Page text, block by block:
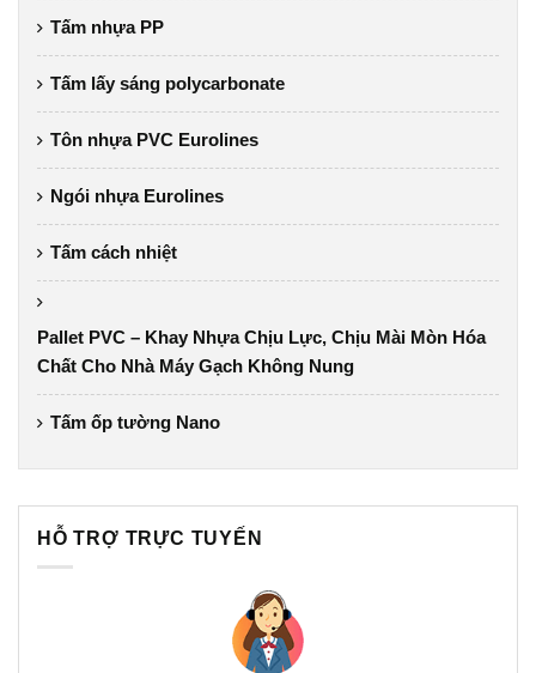
Tấm nhựa PP
Tấm lấy sáng polycarbonate
Tôn nhựa PVC Eurolines
Ngói nhựa Eurolines
Tấm cách nhiệt
Pallet PVC – Khay Nhựa Chịu Lực, Chịu Mài Mòn Hóa
Chất Cho Nhà Máy Gạch Không Nung
Tấm ốp tường Nano
HỖ TRỢ TRỰC TUYẾN